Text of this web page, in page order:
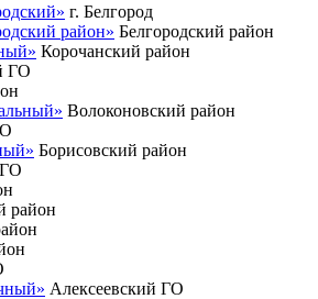
г. Белгород
район» Белгородский район
Корочанский район
ГО
Волоконовский район
Борисовский район
район
Алексеевский ГО